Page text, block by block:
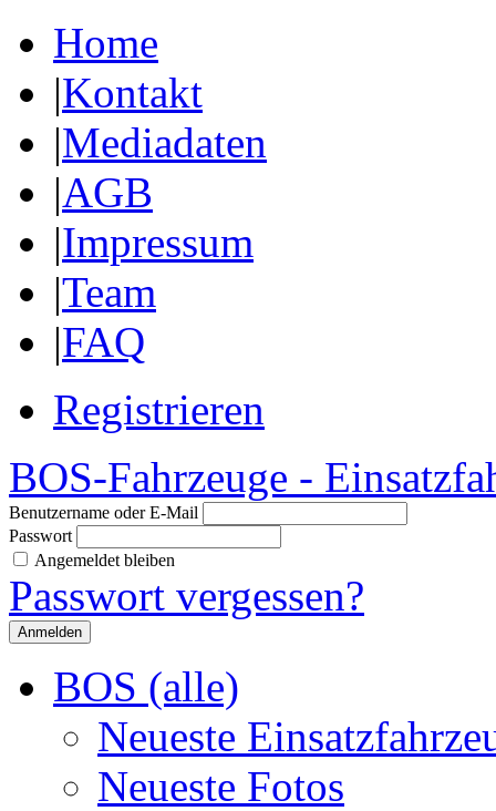
Home
|Kontakt
|Mediadaten
|AGB
|Impressum
|Team
|FAQ
Registrieren
BOS-Fahrzeuge -
Benutzername oder E-Mail
Passwort
Angemeldet bleiben
Passwort vergessen?
BOS (alle)
Neueste
Neueste Fotos